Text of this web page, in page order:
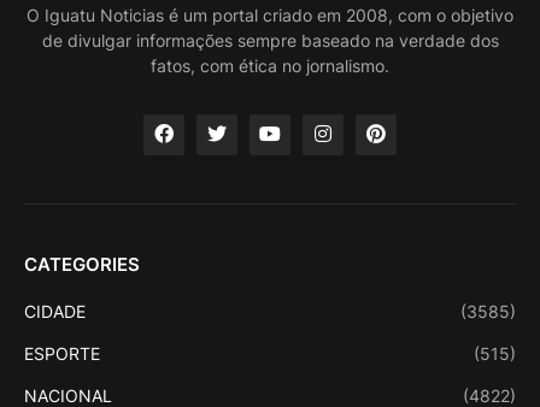
O Iguatu Noticias é um portal criado em 2008, com o objetivo
de divulgar informações sempre baseado na verdade dos
fatos, com ética no jornalismo.
CATEGORIES
CIDADE (3585)
ESPORTE (515)
NACIONAL (4822)